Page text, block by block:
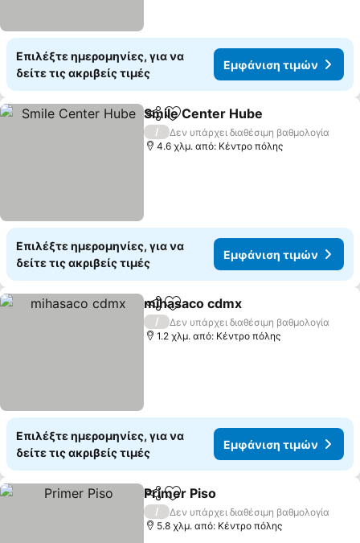
Επιλέξτε ημερομηνίες, για να
δείτε τις ακριβείς τιμές
Εμφάνιση τιμών
Κοινοποίηση
Προσθήκη στα αγαπημένα
Smile Center Hube
/
Δεν υπάρχει διαθέσιμη βαθμολογία
4.6 χλμ. από: Κέντρο πόλης
Επιλέξτε ημερομηνίες, για να
δείτε τις ακριβείς τιμές
Εμφάνιση τιμών
Κοινοποίηση
Προσθήκη στα αγαπημένα
mihasaco cdmx
/
Δεν υπάρχει διαθέσιμη βαθμολογία
1.2 χλμ. από: Κέντρο πόλης
Επιλέξτε ημερομηνίες, για να
δείτε τις ακριβείς τιμές
Εμφάνιση τιμών
Κοινοποίηση
Προσθήκη στα αγαπημένα
Primer Piso
/
Δεν υπάρχει διαθέσιμη βαθμολογία
5.8 χλμ. από: Κέντρο πόλης